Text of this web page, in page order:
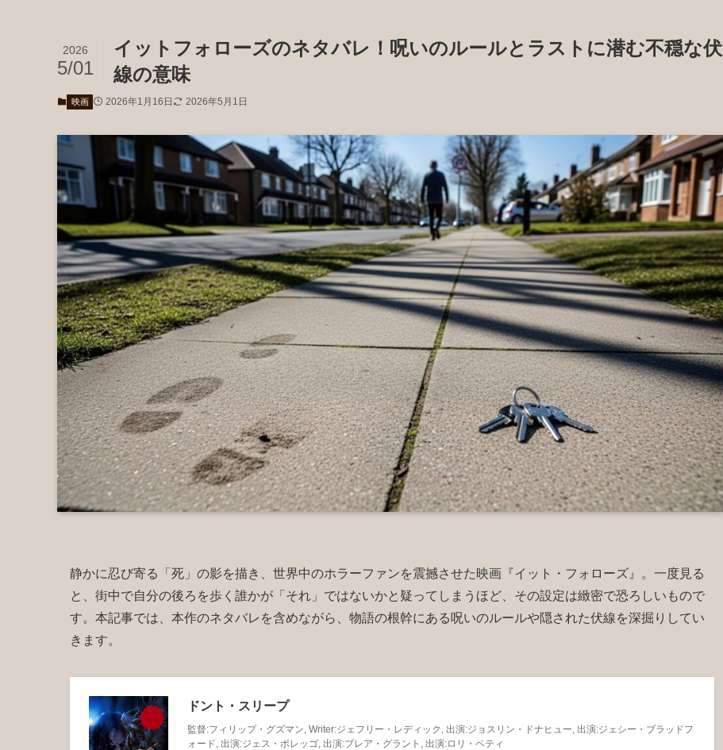
イットフォローズのネタバレ！呪いのルールとラストに潜む不穏な伏
線の意味
2026
5/01
映画 2026年1月16日 2026年5月1日
静かに忍び寄る「死」の影を描き、世界中のホラーファンを震撼させた映画『イット・フォローズ』。一度見る
と、街中で自分の後ろを歩く誰かが「それ」ではないかと疑ってしまうほど、その設定は緻密で恐ろしいもので
す。本記事では、本作のネタバレを含めながら、物語の根幹にある呪いのルールや隠された伏線を深掘りしてい
きます。
ドント・スリープ
監督:フィリップ・グズマン, Writer:ジェフリー・レディック, 出演:ジョスリン・ドナヒュー, 出演:ジェシー・ブラッドフ
ォード, 出演:ジェス・ボレッゴ, 出演:ブレア・グラント, 出演:ロリ・ペティ